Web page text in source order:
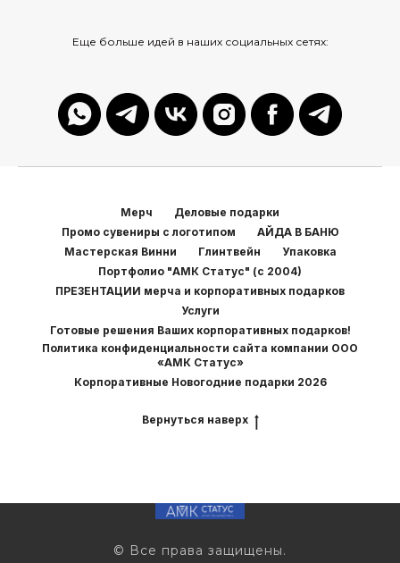
Еще больше идей в наших социальных сетях:
Мерч
Деловые подарки
Промо сувениры с логотипом
АЙДА В БАНЮ
Мастерская Винни
Глинтвейн
Упаковка
Портфолио "АМК Статус" (с 2004)
ПРЕЗЕНТАЦИИ мерча и корпоративных подарков
Услуги
Готовые решения Ваших корпоративных подарков!
Политика конфиденциальности сайта компании ООО
«АМК Статус»
Корпоративные Новогодние подарки 2026
Вернуться наверх
© Все права защищены.